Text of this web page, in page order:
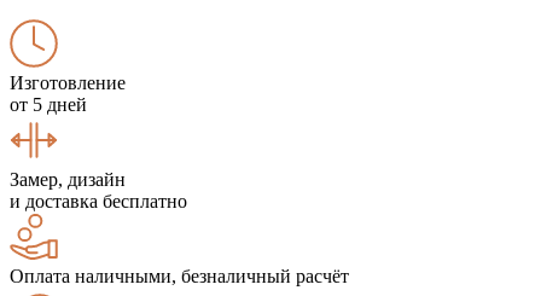
Изготовление
от 5 дней
Замер, дизайн
и доставка бесплатно
Оплата наличными, безналичный расчёт